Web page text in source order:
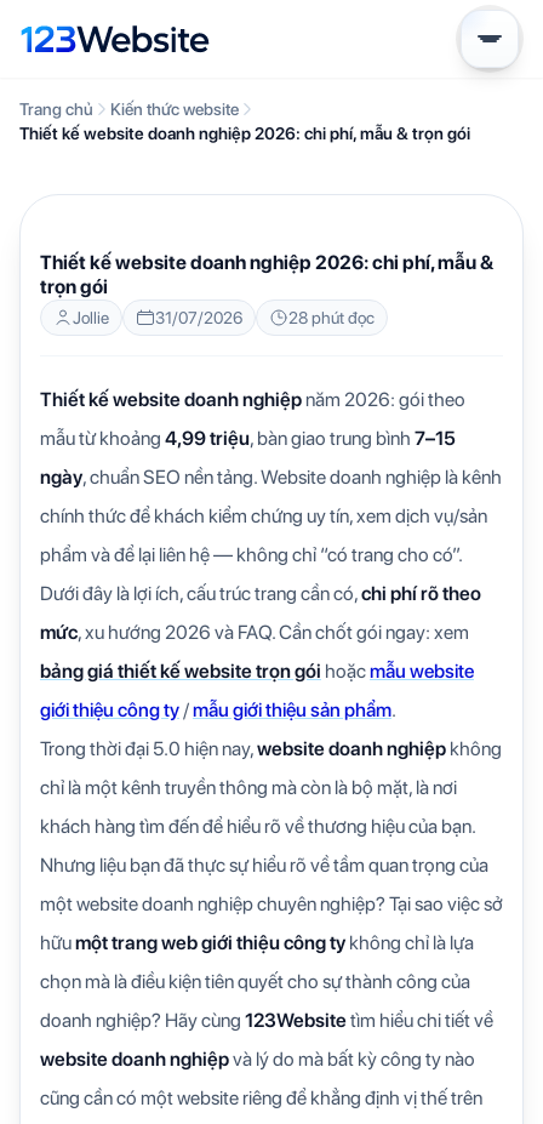
Trang chủ
Kiến thức website
Thiết kế website doanh nghiệp 2026: chi phí, mẫu & trọn gói
Thiết kế website doanh nghiệp 2026: chi phí, mẫu &
trọn gói
Jollie 31/07/2026 28 phút đọc
Thiết kế website doanh nghiệp năm 2026: gói theo
mẫu từ khoảng 4,99 triệu, bàn giao trung bình 7–15
ngày, chuẩn SEO nền tảng. Website doanh nghiệp là kênh
chính thức để khách kiểm chứng uy tín, xem dịch vụ/sản
phẩm và để lại liên hệ — không chỉ “có trang cho có”.
Dưới đây là lợi ích, cấu trúc trang cần có,chi phí rõ theo
mức, xu hướng 2026 và FAQ. Cần chốt gói ngay: xem
bảng giá thiết kế website trọn gói hoặcmẫu website
giới thiệu công ty/mẫu giới thiệu sản phẩm.
Trong thời đại 5.0 hiện nay,website doanh nghiệp không
chỉ là một kênh truyền thông mà còn là bộ mặt, là nơi
khách hàng tìm đến để hiểu rõ về thương hiệu của bạn.
Nhưng liệu bạn đã thực sự hiểu rõ về tầm quan trọng của
một website doanh nghiệp chuyên nghiệp? Tại sao việc sở
hữumộttrang web giới thiệu công ty không chỉ là lựa
chọn mà là điều kiện tiên quyết cho sự thành công của
doanh nghiệp? Hãy cùng 123Websitetìm hiểu chi tiết về
website doanh nghiệpvà lý do mà bất kỳ công ty nào
cũng cần có một website riêng để khẳng định vị thế trên